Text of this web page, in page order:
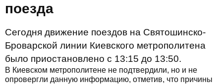
поезда
Сегодня движение поездов на Святошинско-
Броварской линии Киевского метрополитена
было приостановлено с 13:15 до 13:50.
В Киевском метрополитене не подтвердили, но и не
опровергли данную информацию, отметив, что причины